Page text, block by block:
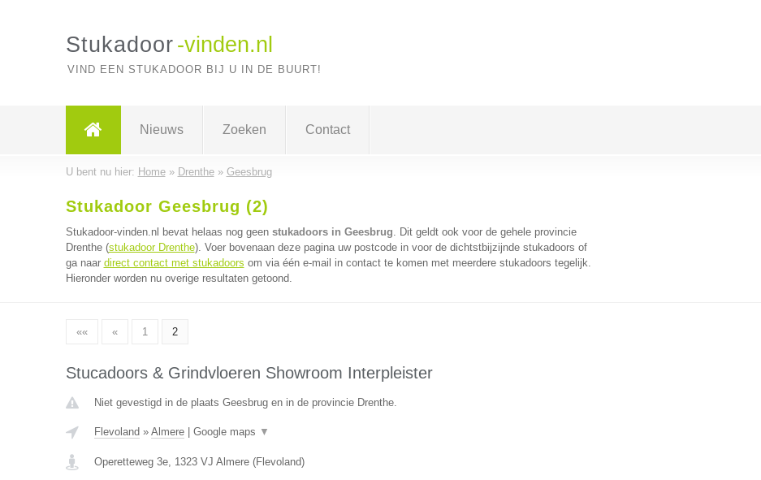
Stukadoor -vinden.nl
VIND EEN STUKADOOR BIJ U IN DE BUURT!
Nieuws Zoeken Contact
U bent nu hier: Home» Drenthe» Geesbrug
Stukadoor Geesbrug (2)
Stukadoor-vinden.nl bevat helaas nog geen stukadoors in Geesbrug. Dit geldt ook voor de gehele provincie
Drenthe (stukadoor Drenthe). Voer bovenaan deze pagina uw postcode in voor de dichtstbijzijnde stukadoors of
ga naar direct contact met stukadoors om via één e-mail in contact te komen met meerdere stukadoors tegelijk.
Hieronder worden nu overige resultaten getoond.
«« « 1 2
Stucadoors & Grindvloeren Showroom Interpleister
Niet gevestigd in de plaats Geesbrug en in de provincie Drenthe.
Flevoland » Almere| Google maps ▼
Operetteweg 3e, 1323 VJ Almere(Flevoland)